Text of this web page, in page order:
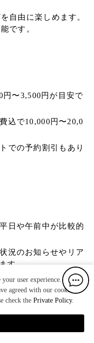
自由に楽しめます。
です。
円〜3,500円が目安で
込で10,000円〜20,0
での予約割引もあり
日や午前中が比較的
況のお知らせやリア
す。
入浴用コスメなどが
帰り予約 MENU
user experience. By
agreed with our cookie
check the Private Policy.